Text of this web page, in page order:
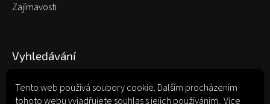
Tento web používá soubory cookie. Dalším procházením
tohoto webu vyjadřujete souhlas s jejich používáním.. Více
Zajímavosti
Vyhledávání